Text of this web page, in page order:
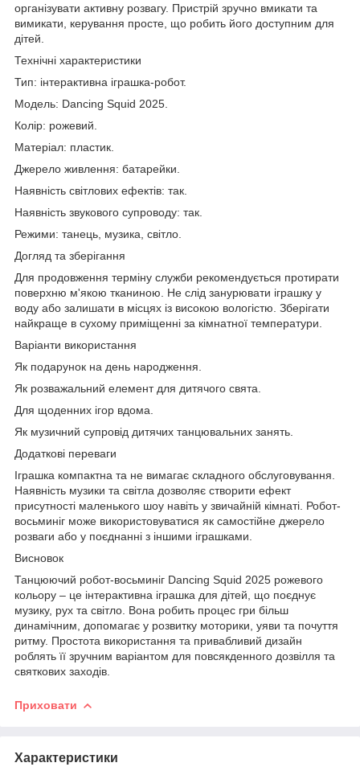
організувати активну розвагу. Пристрій зручно вмикати та
вимикати, керування просте, що робить його доступним для
дітей.
Технічні характеристики
Тип: інтерактивна іграшка-робот.
Модель: Dancing Squid 2025.
Колір: рожевий.
Матеріал: пластик.
Джерело живлення: батарейки.
Наявність світлових ефектів: так.
Наявність звукового супроводу: так.
Режими: танець, музика, світло.
Догляд та зберігання
Для продовження терміну служби рекомендується протирати
поверхню м'якою тканиною. Не слід занурювати іграшку у
воду або залишати в місцях із високою вологістю. Зберігати
найкраще в сухому приміщенні за кімнатної температури.
Варіанти використання
Як подарунок на день народження.
Як розважальний елемент для дитячого свята.
Для щоденних ігор вдома.
Як музичний супровід дитячих танцювальних занять.
Додаткові переваги
Іграшка компактна та не вимагає складного обслуговування.
Наявність музики та світла дозволяє створити ефект
присутності маленького шоу навіть у звичайній кімнаті. Робот-
восьминіг може використовуватися як самостійне джерело
розваги або у поєднанні з іншими іграшками.
Висновок
Танцюючий робот-восьминіг Dancing Squid 2025 рожевого
кольору – це інтерактивна іграшка для дітей, що поєднує
музику, рух та світло. Вона робить процес гри більш
динамічним, допомагає у розвитку моторики, уяви та почуття
ритму. Простота використання та привабливий дизайн
роблять її зручним варіантом для повсякденного дозвілля та
святкових заходів.
Приховати
Характеристики